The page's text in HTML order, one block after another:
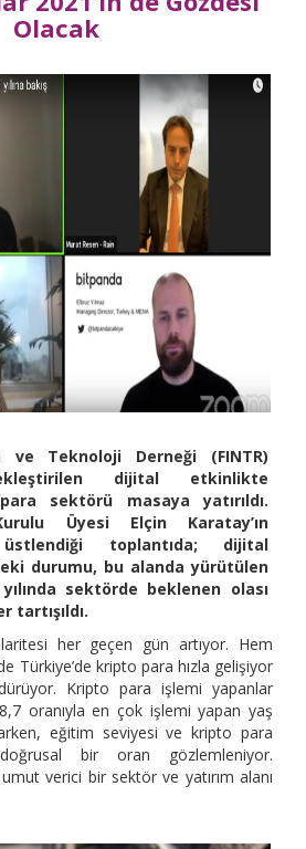
Olacak
ve Teknoloji Derneği (FINTR)
dijital etkinlikte
sektörü masaya yatırıldı.
Üyesi Elçin Karatay’ın
üstlendiği toplantıda; dijital
durumu, bu alanda yürütülen
sektörde beklenen olası
tartışıldı.
her geçen gün artıyor. Hem
Türkiye’de kripto para hızla gelişiyor
Kripto para işlemi yapanlar
oranıyla en çok işlemi yapan yaş
eğitim seviyesi ve kripto para
doğrusal bir oran gözlemleniyor.
verici bir sektör ve yatırım alanı